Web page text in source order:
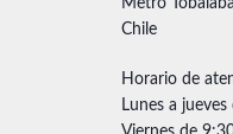
Metro
Chile
Horario de
Lunes a